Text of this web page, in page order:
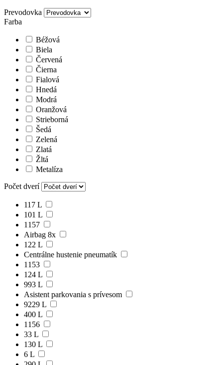
Prevodovka
Farba
Béžová
Biela
Červená
Čierna
Fialová
Hnedá
Modrá
Oranžová
Strieborná
Šedá
Zelená
Zlatá
Žltá
Metalíza
Počet dverí
117 L
101 L
1157
Airbag 8x
122 L
Centrálne hustenie pneumatík
1153
124 L
993 L
Asistent parkovania s prívesom
9229 L
400 L
1156
33 L
130 L
6 L